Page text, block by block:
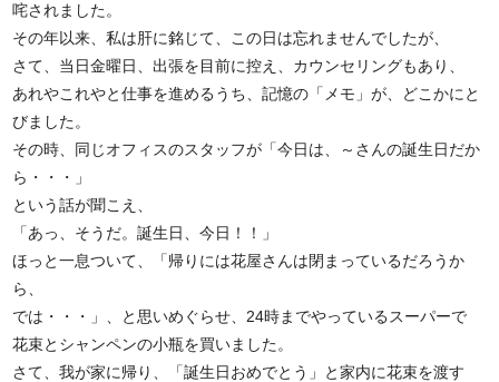
咤されました。
その年以来、私は肝に銘じて、この日は忘れませんでしたが、
さて、当日金曜日、出張を目前に控え、カウンセリングもあり、
あれやこれやと仕事を進めるうち、記憶の「メモ」が、どこかにと
びました。
その時、同じオフィスのスタッフが「今日は、～さんの誕生日だか
ら・・・」
という話が聞こえ、
「あっ、そうだ。誕生日、今日！！」
ほっと一息ついて、「帰りには花屋さんは閉まっているだろうか
ら、
では・・・」、と思いめぐらせ、24時までやっているスーパーで
花束とシャンペンの小瓶を買いました。
さて、我が家に帰り、「誕生日おめでとう」と家内に花束を渡す